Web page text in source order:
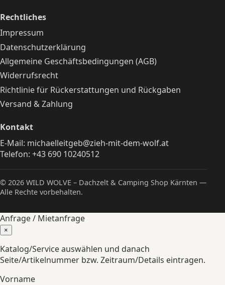
Rechtliches
Impressum
Datenschutzerklärung
Allgemeine Geschäftsbedingungen (AGB)
Widerrufsrecht
Richtlinie für Rückerstattungen und Rückgaben
Versand & Zahlung
Kontakt
E-Mail: michaelleitgeb@zieh-mit-dem-wolf.at
Telefon: +43 690 10240512
© 2026 WILD WOLVE – Dachzelt & Camping Shop Kärnten —
Alle Rechte vorbehalten.
Anfrage / Mietanfrage
×
Katalog/Service auswählen und danach
Seite/Artikelnummer bzw. Zeitraum/Details eintragen.
Vorname